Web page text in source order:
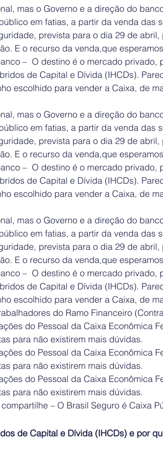
mas o Governo e a direção do
em fatias, a partir da venda das
prevista para o dia 29 de abril,
E o recurso da venda,que
–  O destino é o mercado privado,
de Capital e Dívida (IHCDs).
escolhido para vender a Caixa, de
mas o Governo e a direção do
em fatias, a partir da venda das
prevista para o dia 29 de abril,
E o recurso da venda,que
–  O destino é o mercado privado,
de Capital e Dívida (IHCDs).
escolhido para vender a Caixa, de
mas o Governo e a direção do
em fatias, a partir da venda das
prevista para o dia 29 de abril,
E o recurso da venda,que
–  O destino é o mercado privado,
de Capital e Dívida (IHCDs).
escolhido para vender a Caixa, de
do Ramo Financeiro
do Pessoal da Caixa Econômica
para não existirem mais dúvidas.
do Pessoal da Caixa Econômica
para não existirem mais dúvidas.
do Pessoal da Caixa Econômica
para não existirem mais dúvidas.
– O Brasil Seguro é Caixa
de Capital e Dívida (IHCDs) e por